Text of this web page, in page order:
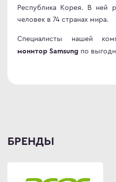
Республика Корея. В ней
человек в 74 странах мира.
Специалисты нашей
монитор Samsung по
БРЕНДЫ